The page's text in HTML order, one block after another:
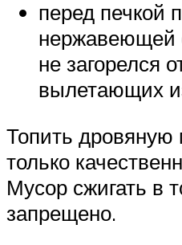
перед печкой
нержавеющей
не загорелся
вылетающих
Топить дровяную
только
Мусор сжигать в
запрещено.